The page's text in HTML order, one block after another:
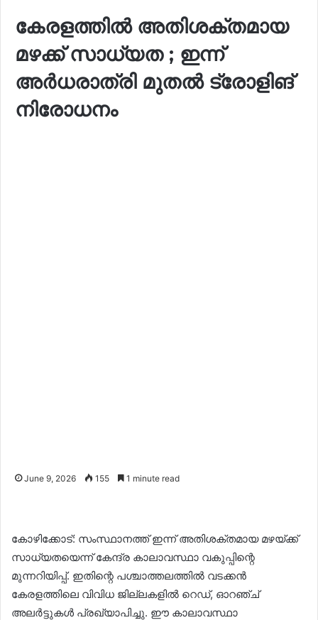
കേരളത്തിൽ അതിശക്തമായ
മഴക്ക് സാധ്യത ; ഇന്ന്
അർധരാത്രി മുതൽ ട്രോളിങ്
നിരോധനം
June 9, 2026 155 1 minute read
കോഴിക്കോട്: സംസ്ഥാനത്ത് ഇന്ന് അതിശക്തമായ മഴയ്ക്ക്
സാധ്യതയെന്ന് കേന്ദ്ര കാലാവസ്ഥാ വകുപ്പിന്റെ
മുന്നറിയിപ്പ്. ഇതിന്റെ പശ്ചാത്തലത്തിൽ വടക്കൻ
കേരളത്തിലെ വിവിധ ജില്ലകളിൽ റെഡ്, ഓറഞ്ച്
അലർട്ടുകൾ പ്രഖ്യാപിച്ചു. ഈ കാലാവസ്ഥാ